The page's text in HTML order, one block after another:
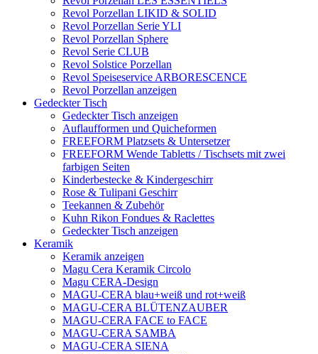
Revol Porzellan LIKID & SOLID
Revol Porzellan Serie YLI
Revol Porzellan Sphere
Revol Serie CLUB
Revol Solstice Porzellan
Revol Speiseservice ARBORESCENCE
Revol Porzellan anzeigen
Gedeckter Tisch
Gedeckter Tisch anzeigen
Auflaufformen und Quicheformen
FREEFORM Platzsets & Untersetzer
FREEFORM Wende Tabletts / Tischsets mit zwei
farbigen Seiten
Kinderbestecke & Kindergeschirr
Rose & Tulipani Geschirr
Teekannen & Zubehör
Kuhn Rikon Fondues & Raclettes
Gedeckter Tisch anzeigen
Keramik
Keramik anzeigen
Magu Cera Keramik Circolo
Magu CERA-Design
MAGU-CERA blau+weiß und rot+weiß
MAGU-CERA BLÜTENZAUBER
MAGU-CERA FACE to FACE
MAGU-CERA SAMBA
MAGU-CERA SIENA